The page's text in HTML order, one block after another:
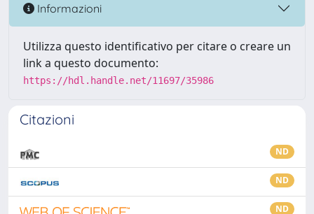
Informazioni
Utilizza questo identificativo per citare o creare un
link a questo documento:
https://hdl.handle.net/11697/35986
Citazioni
ND
ND
ND